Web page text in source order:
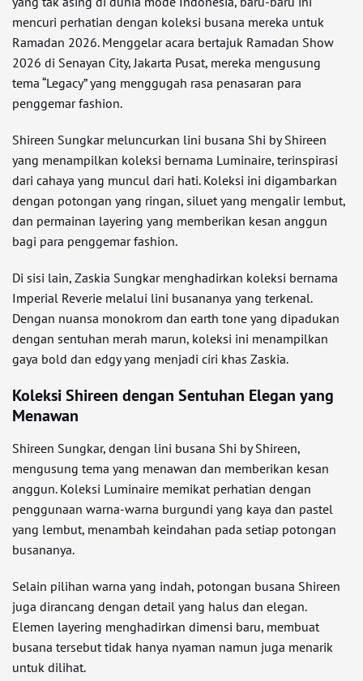
mencuri perhatian dengan koleksi busana mereka untuk
Ramadan 2026. Menggelar acara bertajuk Ramadan Show
2026 di Senayan City, Jakarta Pusat, mereka mengusung
tema “Legacy” yang menggugah rasa penasaran para
penggemar fashion.
Shireen Sungkar meluncurkan lini busana Shi by Shireen
yang menampilkan koleksi bernama Luminaire, terinspirasi
dari cahaya yang muncul dari hati. Koleksi ini digambarkan
dengan potongan yang ringan, siluet yang mengalir lembut,
dan permainan layering yang memberikan kesan anggun
bagi para penggemar fashion.
Di sisi lain, Zaskia Sungkar menghadirkan koleksi bernama
Imperial Reverie melalui lini busananya yang terkenal.
Dengan nuansa monokrom dan earth tone yang dipadukan
dengan sentuhan merah marun, koleksi ini menampilkan
gaya bold dan edgy yang menjadi ciri khas Zaskia.
Koleksi Shireen dengan Sentuhan Elegan yang
Menawan
Shireen Sungkar, dengan lini busana Shi by Shireen,
mengusung tema yang menawan dan memberikan kesan
anggun. Koleksi Luminaire memikat perhatian dengan
penggunaan warna-warna burgundi yang kaya dan pastel
yang lembut, menambah keindahan pada setiap potongan
busananya.
Selain pilihan warna yang indah, potongan busana Shireen
juga dirancang dengan detail yang halus dan elegan.
Elemen layering menghadirkan dimensi baru, membuat
busana tersebut tidak hanya nyaman namun juga menarik
untuk dilihat.